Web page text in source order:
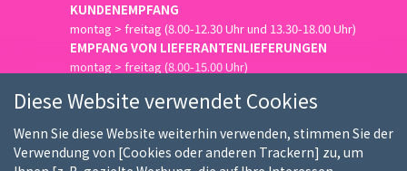
KUNDENEMPFANG
montag > freitag (8.00-12.30 Uhr und 13.30-18.00 Uhr)
EMPFANG VON LIEFERANTENLIEFERUNGEN
montag > freitag (8.00-15.00 Uhr)
Diese Website verwendet Cookies
Wenn Sie diese Website weiterhin verwenden, stimmen Sie der
Verwendung von [Cookies oder anderen Trackern] zu, um